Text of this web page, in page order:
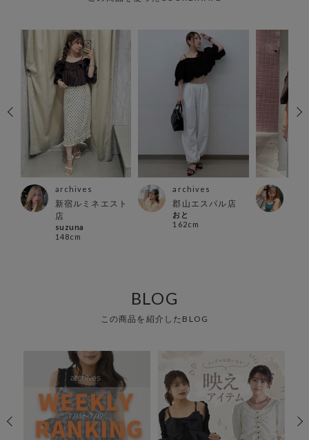
archives
新宿ルミネエスト
店
suzuna
148cm
archives
郡山エスパル店
おと
162cm
BLOG
この商品を紹介したBLOG